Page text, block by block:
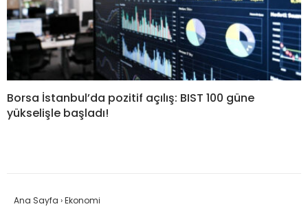
Borsa İstanbul’da pozitif açılış: BIST 100 güne
yükselişle başladı!
Ana Sayfa ›Ekonomi